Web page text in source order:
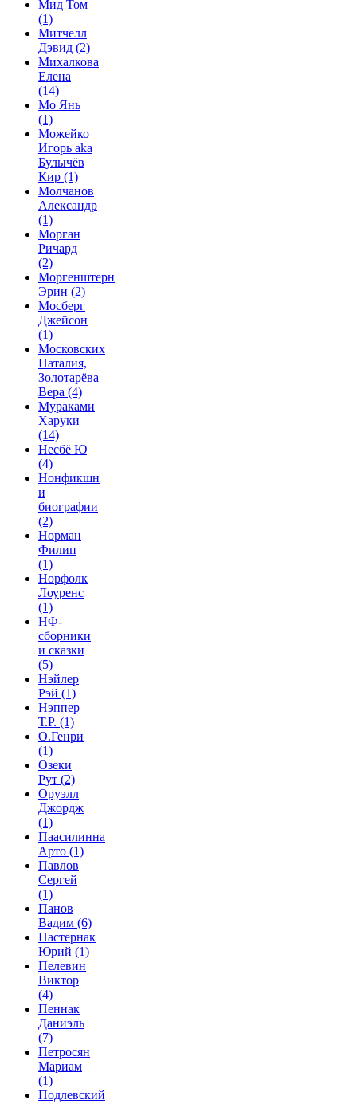
Мид Том
(1)
Митчелл
Дэвид (2)
Михалкова
Елена
(14)
Мо Янь
(1)
Можейко
Игорь aka
Булычёв
Кир (1)
Молчанов
Александр
(1)
Морган
Ричард
(2)
Моргенштерн
Эрин (2)
Мосберг
Джейсон
(1)
Московских
Наталия,
Золотарёва
Вера (4)
Мураками
Харуки
(14)
Несбё Ю
(4)
Нонфикшн
и
биографии
(2)
Норман
Филип
(1)
Норфолк
Лоуренс
(1)
НФ-
сборники
и сказки
(5)
Нэйлер
Рэй (1)
Нэппер
Т.Р. (1)
О.Генри
(1)
Озеки
Рут (2)
Оруэлл
Джордж
(1)
Паасилинна
Арто (1)
Павлов
Сергей
(1)
Панов
Вадим (6)
Пастернак
Юрий (1)
Пелевин
Виктор
(4)
Пеннак
Даниэль
(7)
Петросян
Мариам
(1)
Подлевский